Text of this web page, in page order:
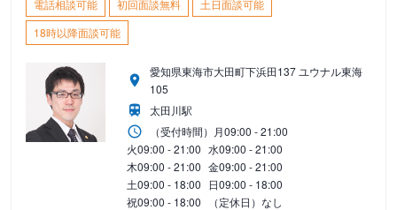
電話相談可能 初回面談無料
土日面談可能
18時以降面談可能
愛知県東海市大田町下浜田137 ユウナル東海
105
太田川駅
（受付時間） 月09:00 - 21:00
火09:00 - 21:00 水09:00 - 21:00
木09:00 - 21:00 金09:00 - 21:00
土09:00 - 18:00 日09:00 - 18:00
祝09:00 - 18:00 （定休日）なし